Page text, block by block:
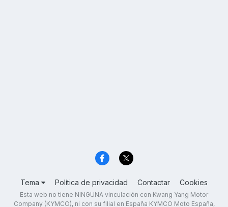
Tema Política de privacidad Contactar Cookies
Esta web no tiene NINGUNA vinculación con Kwang Yang Motor
Company (KYMCO), ni con su filial en España KYMCO Moto España,